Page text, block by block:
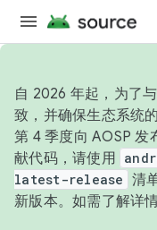
自 2026 年起，为了
致，并确保生态系统
第 4 季度向 AOSP 发
献代码，请使用
latest-release 清
新版本。如需了解详